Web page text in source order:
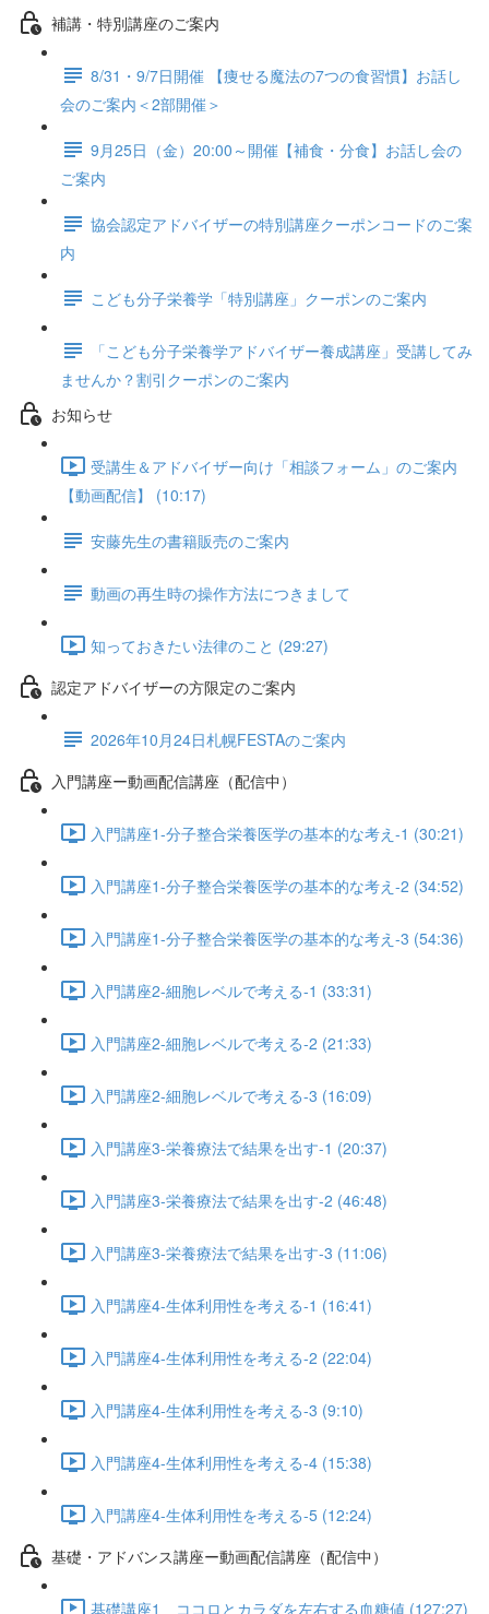
補講・特別講座のご案内
8/31・9/7日開催 【痩せる魔法の7つの食習慣】お話し
会のご案内＜2部開催＞
9月25日（金）20:00～開催【補食・分食】お話し会の
ご案内
協会認定アドバイザーの特別講座クーポンコードのご案
内
こども分子栄養学「特別講座」クーポンのご案内
「こども分子栄養学アドバイザー養成講座」受講してみ
ませんか？割引クーポンのご案内
お知らせ
受講生＆アドバイザー向け「相談フォーム」のご案内
【動画配信】 (10:17)
安藤先生の書籍販売のご案内
動画の再生時の操作方法につきまして
知っておきたい法律のこと (29:27)
認定アドバイザーの方限定のご案内
2026年10月24日札幌FESTAのご案内
入門講座ー動画配信講座（配信中）
入門講座1-分子整合栄養医学の基本的な考え-1 (30:21)
入門講座1-分子整合栄養医学の基本的な考え-2 (34:52)
入門講座1-分子整合栄養医学の基本的な考え-3 (54:36)
入門講座2-細胞レベルで考える-1 (33:31)
入門講座2-細胞レベルで考える-2 (21:33)
入門講座2-細胞レベルで考える-3 (16:09)
入門講座3-栄養療法で結果を出す-1 (20:37)
入門講座3-栄養療法で結果を出す-2 (46:48)
入門講座3-栄養療法で結果を出す-3 (11:06)
入門講座4-生体利用性を考える-1 (16:41)
入門講座4-生体利用性を考える-2 (22:04)
入門講座4-生体利用性を考える-3 (9:10)
入門講座4-生体利用性を考える-4 (15:38)
入門講座4-生体利用性を考える-5 (12:24)
基礎・アドバンス講座ー動画配信講座（配信中）
基礎講座1 ココロとカラダを左右する血糖値 (127:27)